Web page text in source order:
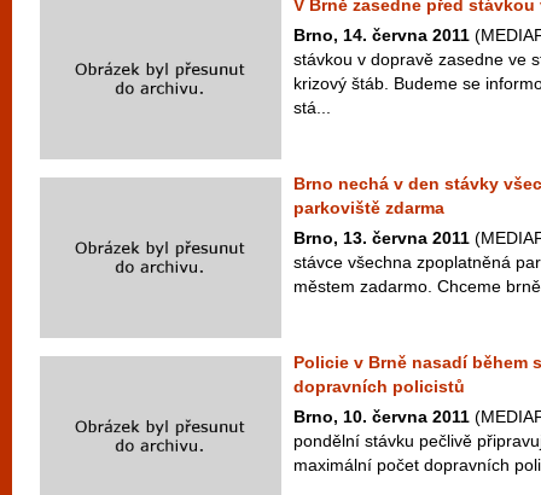
V Brně zasedne před
Brno, 14. června 2011
stávkou v dopravě zasedne ve
krizový štáb. Budeme se
stá...
Brno nechá v den stávky
parkoviště zdarma
Brno, 13. června 2011
stávce všechna zpoplatněná
městem zadarmo. Chceme
Policie v Brně nasadí během
dopravních policistů
Brno, 10. června 2011
pondělní stávku pečlivě
maximální počet dopravních